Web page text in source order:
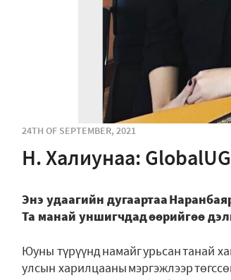
24TH OF SEPTEMBER, 2021
Н. Халиунаа:
Энэ удаагийн дугаартаа
Та манай уншигчдад өөрийгөө
Юуны түрүүнд намайг урьсан танай
улсын харилцааны мэргэжлээр